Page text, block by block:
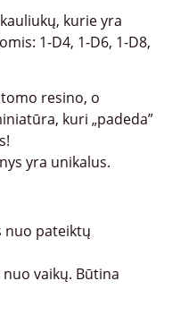
kurie yra
1-D4, 1-D6, 1-D8,
resino, o
kuri „padeda”
yra unikalus.
nuo pateiktų
vaikų. Būtina